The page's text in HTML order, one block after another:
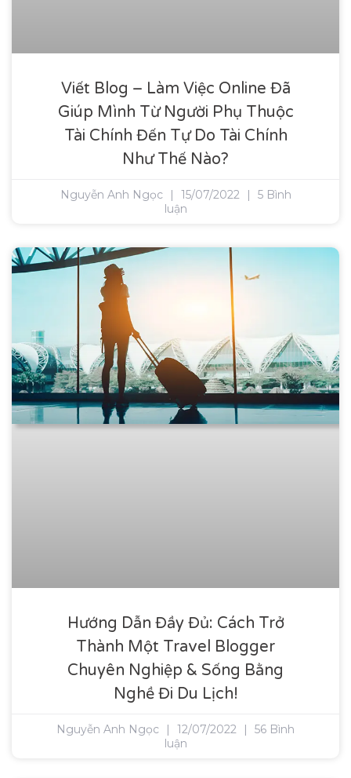
Viết Blog – Làm Việc Online Đã
Giúp Mình Từ Người Phụ Thuộc
Tài Chính Đến Tự Do Tài Chính
Như Thế Nào?
Nguyễn Anh Ngọc 15/07/2022
5 Bình
luận
Hướng Dẫn Đầy Đủ: Cách Trở
Thành Một Travel Blogger
Chuyên Nghiệp & Sống Bằng
Nghề Đi Du Lịch!
Nguyễn Anh Ngọc 12/07/2022
56 Bình
luận